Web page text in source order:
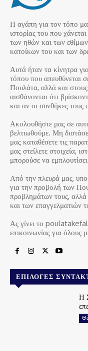
Η αγάπη για τον τόπο
ιστορίας του που
των ηθών και των
κατοίκων του και των
Αυτά ήταν τα κίνητρα
τόπου που απευθύνεται
Πουλάτα, αλλά και
αισθάνονται ότι
και αν οι συνθήκες
Ακολουθήστε μας σε
βελτιωθούμε. Μη
μας καταθέσετε τις
μας στείλετε στοιχεία,
μπορούσε να
Από την πλευρά μας,
για την προβολή των
προβλημάτων τους,
και των επαγγελματιών
Ας γίνει το
επικοινωνίας για όλους
ΕΠΙΛΟΓΈΣ
Η